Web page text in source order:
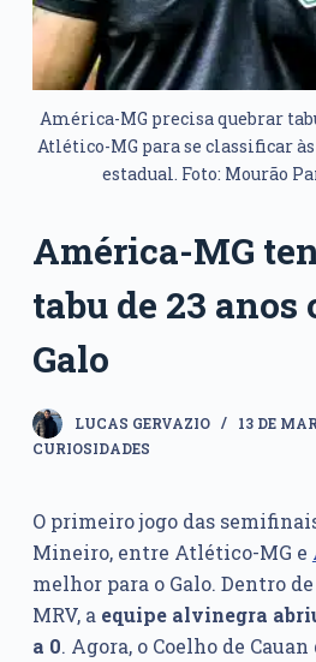
América-MG precisa quebrar
Atlético-MG para se classificar
estadual. Foto: Mourão
América-MG
tabu de 23 anos
Galo
LUCAS GERVAZIO
13 DE
CURIOSIDADES
O primeiro jogo das
Mineiro, entre Atlético-MG e
melhor para o Galo. Dentro
MRV, a equipe alvinegra
a 0. Agora, o Coelho de